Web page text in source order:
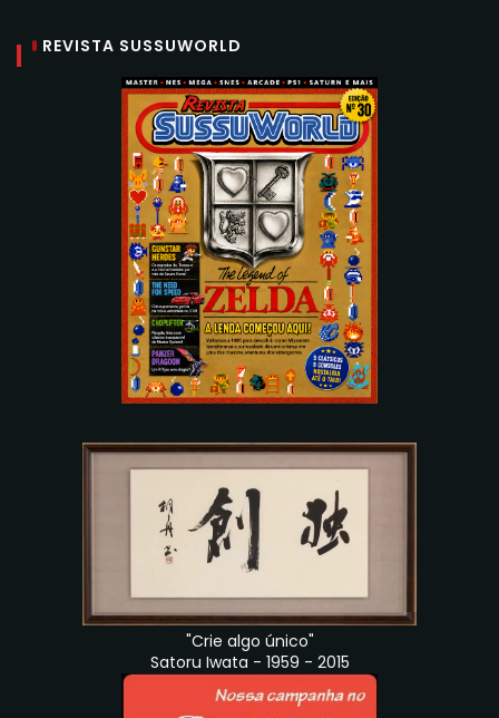
REVISTA SUSSUWORLD
"Crie algo único"
Satoru Iwata - 1959 - 2015